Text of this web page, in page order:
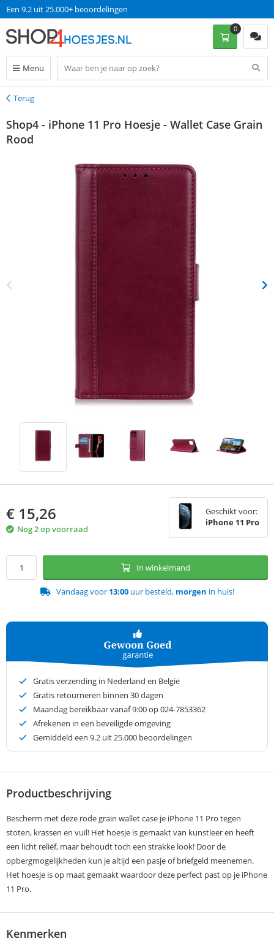
Een 9.2 uit 25.000+ beoordelingen
Menu
0
Terug
Terug
Shop4 - iPhone 11 Pro Hoesje - Wallet Case Grain
Rood
€ 15,26
Nog 2 op voorraad
Geschikt voor:
iPhone 11 Pro
In winkelmand
Vandaag voor 13:00uur besteld, morgen in huis!
Gratis verzending in Nederland en België
Gratis retourneren binnen 30 dagen
Maandag bereikbaar vanaf 9:00 op 024-7853362
Afrekenen in een beveiligde omgeving
Gemiddeld een 9.2 uit 25.000 beoordelingen
Productbeschrijving
Bescherm met deze rode grain wallet case je iPhone 11 Pro tegen
stoten, krassen en vuil! Het hoesje is gemaakt van kunstleer en heeft
een licht reliëf, maar behoudt toch een strakke look! Door de
opbergmogelijkheden kun je altijd een pasje of briefgeld meenemen.
Het hoesje is op maat gemaakt waardoor deze perfect past op je iPhone
11 Pro.
Kenmerken